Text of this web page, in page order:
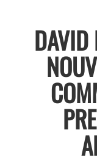
DAVID